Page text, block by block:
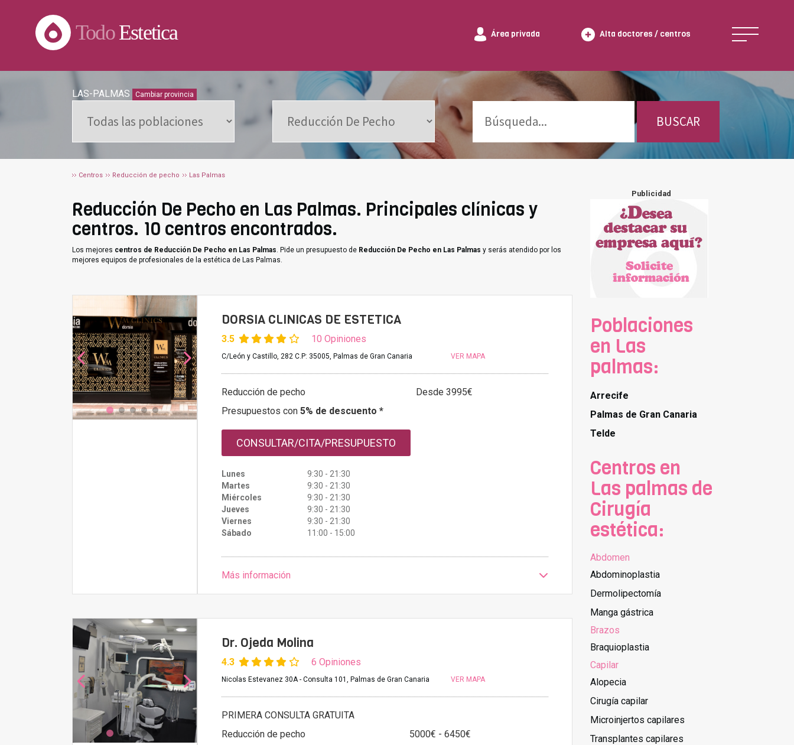
TodoEstetica Área privada Alta doctores / centros
LAS-PALMAS Cambiar provincia
BUSCAR
Centros Reducción de pecho Las Palmas
Reducción De Pecho en Las Palmas. Principales clínicas y
centros. 10 centros encontrados.
Los mejores centros de Reducción De Pecho en Las Palmas. Pide un presupuesto de Reducción De Pecho en Las Palmas y serás atendido por los
mejores equipos de profesionales de la estética de Las Palmas.
DORSIA CLINICAS DE ESTETICA
3.5 10 Opiniones
C/León y Castillo, 282 C.P: 35005, Palmas de Gran Canaria VER MAPA
Reducción de pecho
Desde 3995€
Presupuestos con 5% de descuento *
CONSULTAR/CITA/PRESUPUESTO
Lunes
9:30 - 21:30
Martes
9:30 - 21:30
Miércoles
9:30 - 21:30
Jueves
9:30 - 21:30
Viernes
9:30 - 21:30
Sábado
11:00 - 15:00
Más información
Dr. Ojeda Molina
4.3 6 Opiniones
Nicolas Estevanez 30A - Consulta 101, Palmas de Gran Canaria VER MAPA
PRIMERA CONSULTA GRATUITA
Reducción de pecho
5000€ - 6450€
Publicidad
Poblaciones
en Las
palmas:
Arrecife
Palmas de Gran Canaria
Telde
Centros en
Las palmas de
Cirugía
estética:
Abdomen
Abdominoplastia
Dermolipectomía
Manga gástrica
Brazos
Braquioplastia
Capilar
Alopecia
Cirugía capilar
Microinjertos capilares
Transplantes capilares